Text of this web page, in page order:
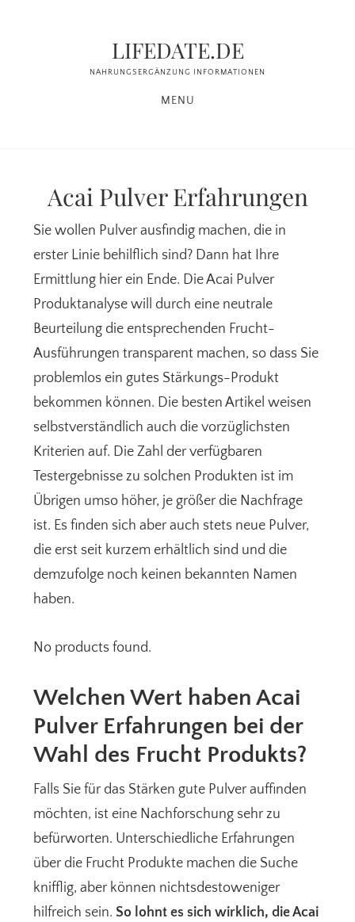
LIFEDATE.DE
NAHRUNGSERGÄNZUNG INFORMATIONEN
MENU
Acai Pulver Erfahrungen
Sie wollen Pulver ausfindig machen, die in
erster Linie behilflich sind? Dann hat Ihre
Ermittlung hier ein Ende. Die Acai Pulver
Produktanalyse will durch eine neutrale
Beurteilung die entsprechenden Frucht-
Ausführungen transparent machen, so dass Sie
problemlos ein gutes Stärkungs-Produkt
bekommen können. Die besten Artikel weisen
selbstverständlich auch die vorzüglichsten
Kriterien auf. Die Zahl der verfügbaren
Testergebnisse zu solchen Produkten ist im
Übrigen umso höher, je größer die Nachfrage
ist. Es finden sich aber auch stets neue Pulver,
die erst seit kurzem erhältlich sind und die
demzufolge noch keinen bekannten Namen
haben.
No products found.
Welchen Wert haben Acai
Pulver Erfahrungen bei der
Wahl des Frucht Produkts?
Falls Sie für das Stärken gute Pulver auffinden
möchten, ist eine Nachforschung sehr zu
befürworten. Unterschiedliche Erfahrungen
über die Frucht Produkte machen die Suche
knifflig, aber können nichtsdestoweniger
hilfreich sein. So lohnt es sich wirklich, die Acai